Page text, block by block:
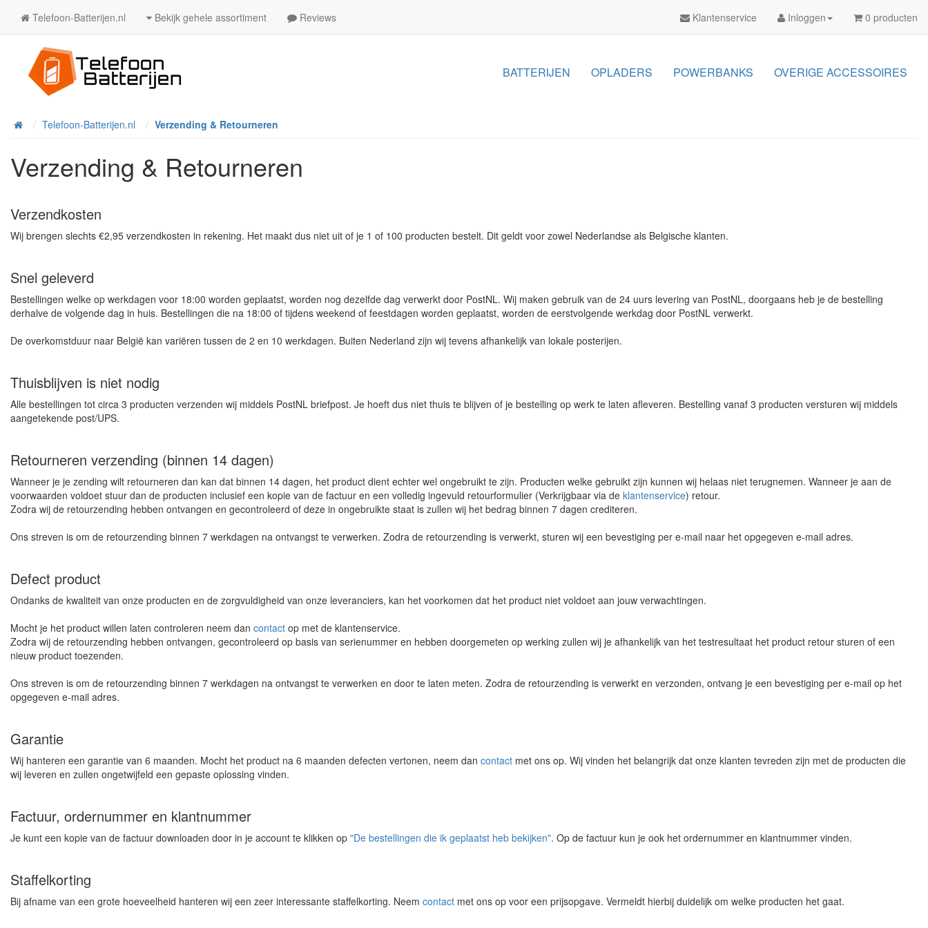
Telefoon-Batterijen.nl Bekijk gehele assortiment Reviews Klantenservice Inloggen 0 producten
BATTERIJEN OPLADERS POWERBANKS OVERIGE ACCESSOIRES
HomeTelefoon-Batterijen.nl Verzending & Retourneren
Verzending & Retourneren
Verzendkosten
Wij brengen slechts €2,95 verzendkosten in rekening. Het maakt dus niet uit of je 1 of 100 producten bestelt. Dit geldt voor zowel Nederlandse als Belgische klanten.
Snel geleverd
Bestellingen welke op werkdagen voor 18:00 worden geplaatst, worden nog dezelfde dag verwerkt door PostNL. Wij maken gebruik van de 24 uurs levering van PostNL, doorgaans heb je de bestelling
derhalve de volgende dag in huis. Bestellingen die na 18:00 of tijdens weekend of feestdagen worden geplaatst, worden de eerstvolgende werkdag door PostNL verwerkt.
De overkomstduur naar België kan variëren tussen de 2 en 10 werkdagen. Buiten Nederland zijn wij tevens afhankelijk van lokale posterijen.
Thuisblijven is niet nodig
Alle bestellingen tot circa 3 producten verzenden wij middels PostNL briefpost. Je hoeft dus niet thuis te blijven of je bestelling op werk te laten afleveren. Bestelling vanaf 3 producten versturen wij middels
aangetekende post/UPS.
Retourneren verzending (binnen 14 dagen)
Wanneer je je zending wilt retourneren dan kan dat binnen 14 dagen, het product dient echter wel ongebruikt te zijn. Producten welke gebruikt zijn kunnen wij helaas niet terugnemen. Wanneer je aan de
voorwaarden voldoet stuur dan de producten inclusief een kopie van de factuur en een volledig ingevuld retourformulier (Verkrijgbaar via de klantenservice) retour.
Zodra wij de retourzending hebben ontvangen en gecontroleerd of deze in ongebruikte staat is zullen wij het bedrag binnen 7 dagen crediteren.
Ons streven is om de retourzending binnen 7 werkdagen na ontvangst te verwerken. Zodra de retourzending is verwerkt, sturen wij een bevestiging per e-mail naar het opgegeven e-mail adres.
Defect product
Ondanks de kwaliteit van onze producten en de zorgvuldigheid van onze leveranciers, kan het voorkomen dat het product niet voldoet aan jouw verwachtingen.
Mocht je het product willen laten controleren neem dan contact op met de klantenservice.
Zodra wij de retourzending hebben ontvangen, gecontroleerd op basis van serienummer en hebben doorgemeten op werking zullen wij je afhankelijk van het testresultaat het product retour sturen of een
nieuw product toezenden.
Ons streven is om de retourzending binnen 7 werkdagen na ontvangst te verwerken en door te laten meten. Zodra de retourzending is verwerkt en verzonden, ontvang je een bevestiging per e-mail op het
opgegeven e-mail adres.
Garantie
Wij hanteren een garantie van 6 maanden. Mocht het product na 6 maanden defecten vertonen, neem dan contact met ons op. Wij vinden het belangrijk dat onze klanten tevreden zijn met de producten die
wij leveren en zullen ongetwijfeld een gepaste oplossing vinden.
Factuur, ordernummer en klantnummer
Je kunt een kopie van de factuur downloaden door in je account te klikken op "De bestellingen die ik geplaatst heb bekijken". Op de factuur kun je ook het ordernummer en klantnummer vinden.
Staffelkorting
Bij afname van een grote hoeveelheid hanteren wij een zeer interessante staffelkorting. Neem contact met ons op voor een prijsopgave. Vermeldt hierbij duidelijk om welke producten het gaat.